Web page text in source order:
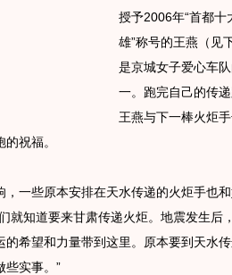
授予2006年“首都十
雄”称号的王燕（见
是京城女子爱心车
一。跑完自己的传递
王燕与下一棒火炬
祝福。
一些原本安排在天水传递的火炬手也和
就知道要来甘肃传递火炬。地震发生后
希望和力量带到这里。原本要到天水
些实事。”